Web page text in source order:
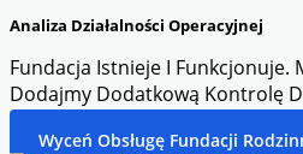
Analiza Działalności Operacyjnej
Fundacja Istnieje I Funkcjonuje.
Dodajmy Dodatkową Kontrolę
Wyceń Obsługę Fundacji